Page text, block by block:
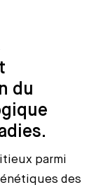
du
parmi
des